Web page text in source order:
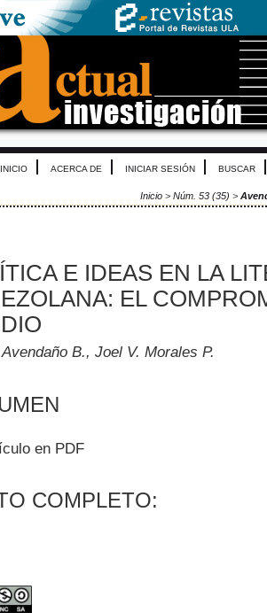
INICIO ACERCA DE INICIAR SESIÓN BUSCAR
Inicio> Núm. 53 (35) >
E IDEAS EN LA
EL
B., Joel V. Morales P.
en PDF
COMPLETO: